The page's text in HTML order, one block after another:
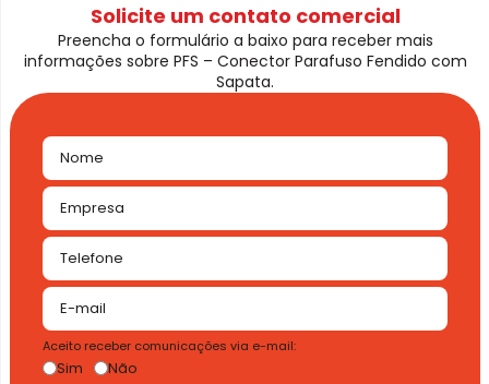
Solicite um contato comercial
Preencha o formulário a baixo para receber mais
informações sobre PFS – Conector Parafuso Fendido com
Sapata.
Aceito receber comunicações via e-mail:
Sim Não